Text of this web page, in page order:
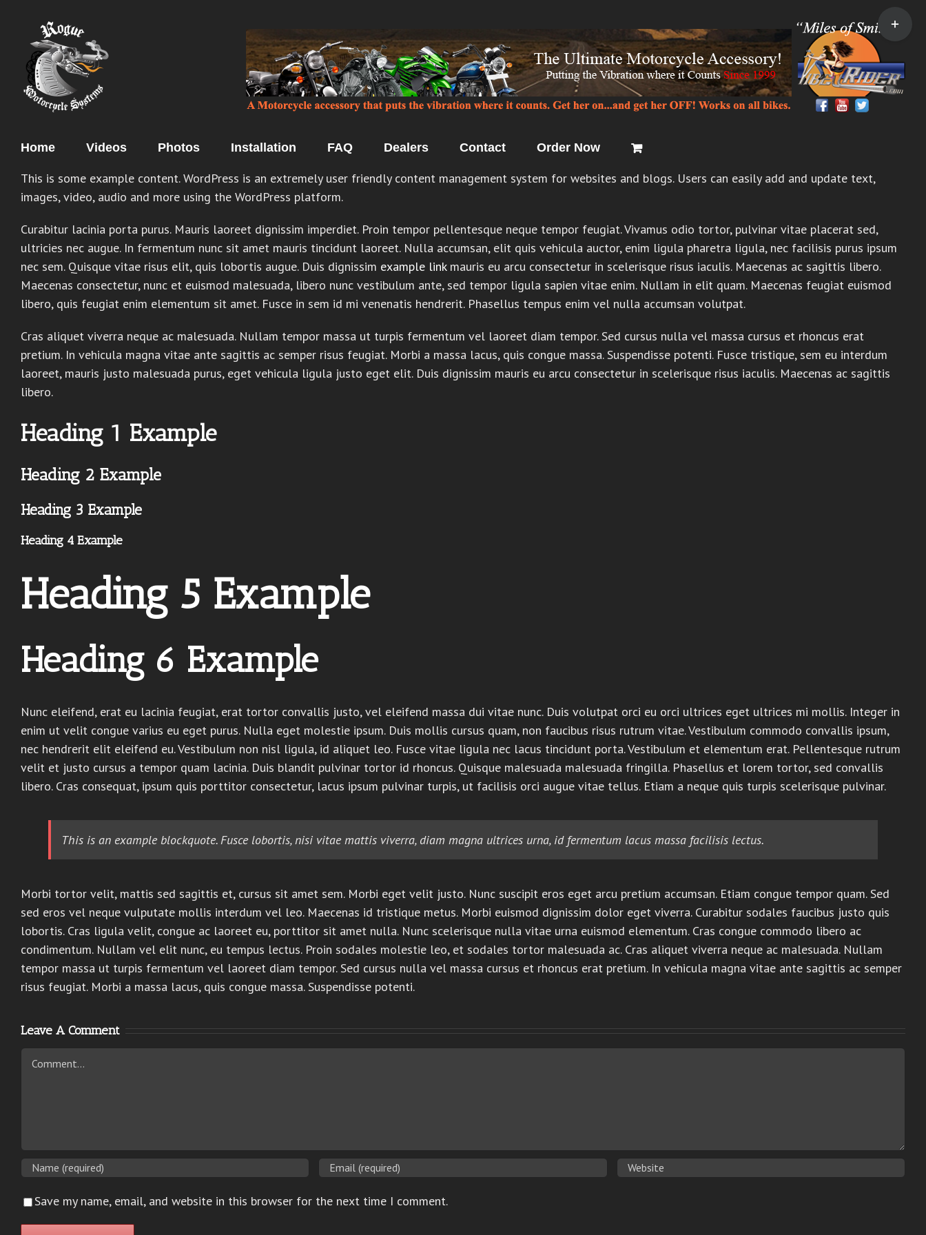
content
Home Videos Photos Installation FAQ Dealers Contact Order Now
This is some example content. WordPress is an extremely user friendly content management system for websites and blogs. Users can easily add and update text,
images, video, audio and more using the WordPress platform.
Curabitur lacinia porta purus. Mauris laoreet dignissim imperdiet. Proin tempor pellentesque neque tempor feugiat. Vivamus odio tortor, pulvinar vitae placerat sed,
ultricies nec augue. In fermentum nunc sit amet mauris tincidunt laoreet. Nulla accumsan, elit quis vehicula auctor, enim ligula pharetra ligula, nec facilisis purus ipsum
nec sem. Quisque vitae risus elit, quis lobortis augue. Duis dignissim example linkmauris eu arcu consectetur in scelerisque risus iaculis. Maecenas ac sagittis libero.
Maecenas consectetur, nunc et euismod malesuada, libero nunc vestibulum ante, sed tempor ligula sapien vitae enim. Nullam in elit quam. Maecenas feugiat euismod
libero, quis feugiat enim elementum sit amet. Fusce in sem id mi venenatis hendrerit. Phasellus tempus enim vel nulla accumsan volutpat.
Cras aliquet viverra neque ac malesuada. Nullam tempor massa ut turpis fermentum vel laoreet diam tempor. Sed cursus nulla vel massa cursus et rhoncus erat
pretium. In vehicula magna vitae ante sagittis ac semper risus feugiat. Morbi a massa lacus, quis congue massa. Suspendisse potenti. Fusce tristique, sem eu interdum
laoreet, mauris justo malesuada purus, eget vehicula ligula justo eget elit. Duis dignissim mauris eu arcu consectetur in scelerisque risus iaculis. Maecenas ac sagittis
libero.
Heading 1 Example
Heading 2 Example
Heading 3 Example
Heading 4 Example
Heading 5 Example
Heading 6 Example
Nunc eleifend, erat eu lacinia feugiat, erat tortor convallis justo, vel eleifend massa dui vitae nunc. Duis volutpat orci eu orci ultrices eget ultrices mi mollis. Integer in
enim ut velit congue varius eu eget purus. Nulla eget molestie ipsum. Duis mollis cursus quam, non faucibus risus rutrum vitae. Vestibulum commodo convallis ipsum,
nec hendrerit elit eleifend eu. Vestibulum non nisl ligula, id aliquet leo. Fusce vitae ligula nec lacus tincidunt porta. Vestibulum et elementum erat. Pellentesque rutrum
velit et justo cursus a tempor quam lacinia. Duis blandit pulvinar tortor id rhoncus. Quisque malesuada malesuada fringilla. Phasellus et lorem tortor, sed convallis
libero. Cras consequat, ipsum quis porttitor consectetur, lacus ipsum pulvinar turpis, ut facilisis orci augue vitae tellus. Etiam a neque quis turpis scelerisque pulvinar.
This is an example blockquote. Fusce lobortis, nisi vitae mattis viverra, diam magna ultrices urna, id fermentum lacus massa facilisis lectus.
Morbi tortor velit, mattis sed sagittis et, cursus sit amet sem. Morbi eget velit justo. Nunc suscipit eros eget arcu pretium accumsan. Etiam congue tempor quam. Sed
sed eros vel neque vulputate mollis interdum vel leo. Maecenas id tristique metus. Morbi euismod dignissim dolor eget viverra. Curabitur sodales faucibus justo quis
lobortis. Cras ligula velit, congue ac laoreet eu, porttitor sit amet nulla. Nunc scelerisque nulla vitae urna euismod elementum. Cras congue commodo libero ac
condimentum. Nullam vel elit nunc, eu tempus lectus. Proin sodales molestie leo, et sodales tortor malesuada ac. Cras aliquet viverra neque ac malesuada. Nullam
tempor massa ut turpis fermentum vel laoreet diam tempor. Sed cursus nulla vel massa cursus et rhoncus erat pretium. In vehicula magna vitae ante sagittis ac semper
risus feugiat. Morbi a massa lacus, quis congue massa. Suspendisse potenti.
Leave A Comment
Comment
Save my name, email, and website in this browser for the next time I comment.
Sliding
Bar
Area